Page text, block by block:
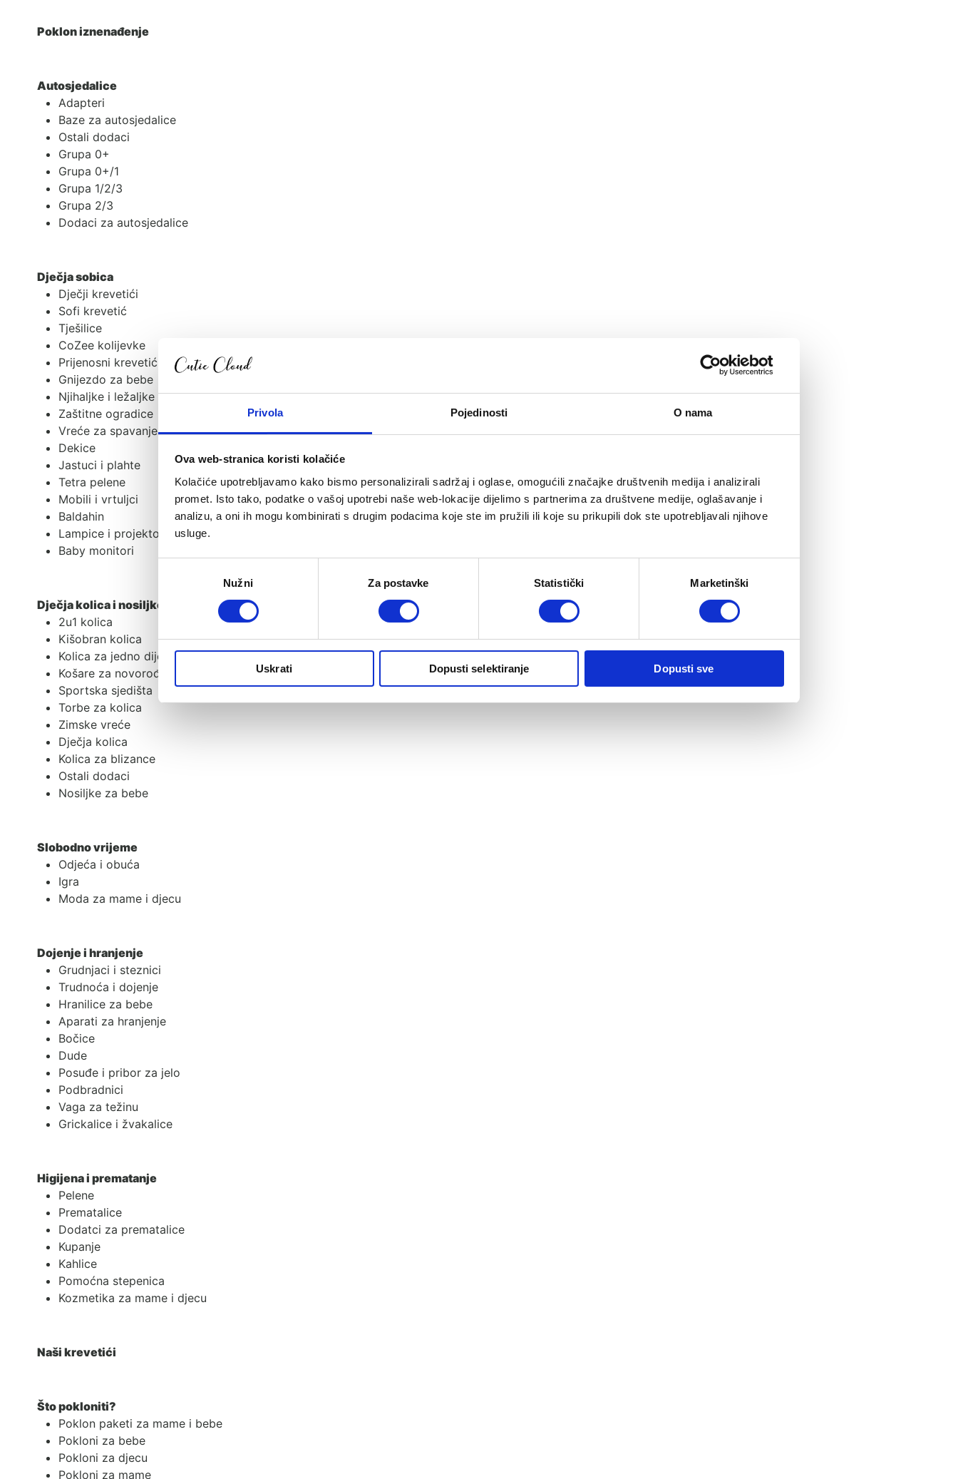
Privola Pojedinosti O nama
Ova web-stranica koristi kolačiće
Kolačiće upotrebljavamo kako bismo personalizirali sadržaj i oglase, omogućili značajke društvenih medija i analizirali
promet. Isto tako, podatke o vašoj upotrebi naše web-lokacije dijelimo s partnerima za društvene medije, oglašavanje i
analizu, a oni ih mogu kombinirati s drugim podacima koje ste im pružili ili koje su prikupili dok ste upotrebljavali njihove
usluge.
Nužni Za postavke Statistički Marketinški
Uskrati Dopusti selektiranje Dopusti sve
Poklon iznenađenje
Autosjedalice
Adapteri
Baze za autosjedalice
Ostali dodaci
Grupa 0+
Grupa 0+/1
Grupa 1/2/3
Grupa 2/3
Dodaci za autosjedalice
Dječja sobica
Dječji krevetići
Sofi krevetić
Tješilice
CoZee kolijevke
Prijenosni krevetići i dodaci
Gnijezdo za bebe
Njihaljke i ležaljke
Zaštitne ogradice
Vreće za spavanje
Dekice
Jastuci i plahte
Tetra pelene
Mobili i vrtuljci
Baldahin
Lampice i projektori
Baby monitori
Dječja kolica i nosiljke
2u1 kolica
Kišobran kolica
Kolica za jedno dijete
Košare za novorođenče
Sportska sjedišta
Torbe za kolica
Zimske vreće
Dječja kolica
Kolica za blizance
Ostali dodaci
Nosiljke za bebe
Slobodno vrijeme
Odjeća i obuća
Igra
Moda za mame i djecu
Dojenje i hranjenje
Grudnjaci i steznici
Trudnoća i dojenje
Hranilice za bebe
Aparati za hranjenje
Bočice
Dude
Posuđe i pribor za jelo
Podbradnici
Vaga za težinu
Grickalice i žvakalice
Higijena i prematanje
Pelene
Prematalice
Dodatci za prematalice
Kupanje
Kahlice
Pomoćna stepenica
Kozmetika za mame i djecu
Naši krevetići
Što pokloniti?
Poklon paketi za mame i bebe
Pokloni za bebe
Pokloni za djecu
Pokloni za mame